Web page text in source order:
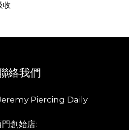
收
絡我們
Piercing Daily
門創始店: